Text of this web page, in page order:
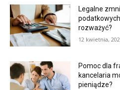
Legalne
rozważyć?
12 kwietnia,
Pomoc dla
kancelaria
pieniądze?